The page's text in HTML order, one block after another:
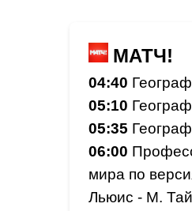
МАТЧ!
04:40
05:10
05:35
06:00
мира по
Льюис - М.